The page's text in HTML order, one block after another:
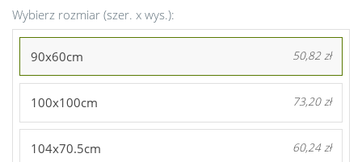
Wybierz rozmiar (szer. x wys.):
90x60cm 50,82 zł
100x100cm 73,20 zł
104x70.5cm 60,24 zł